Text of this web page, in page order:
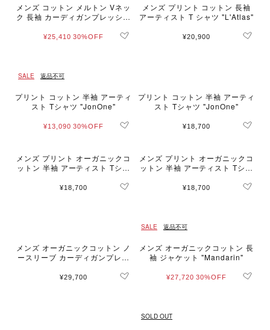
メンズ コットン メルトン Vネッ
ク 長袖 カーディガンプレッショ
¥25,410 30%OFF
メンズ プリント コットン 長袖
アーティスト T シャツ "L'Atlas"
¥20,900
SALE 返品不可
プリント コットン 半袖 アーティ
スト Tシャツ "JonOne"
¥13,090 30%OFF
プリント コットン 半袖 アーティ
スト Tシャツ "JonOne"
¥18,700
メンズ プリント オーガニックコ
ットン 半袖 アーティスト Tシャ
¥18,700
メンズ プリント オーガニックコ
ットン 半袖 アーティスト Tシャ
¥18,700
メンズ オーガニックコットン ノ
ースリーブ カーディガンプレッ
¥29,700
SALE 返品不可
メンズ オーガニックコットン 長
袖 ジャケット "Mandarin"
¥27,720 30%OFF
SOLD OUT